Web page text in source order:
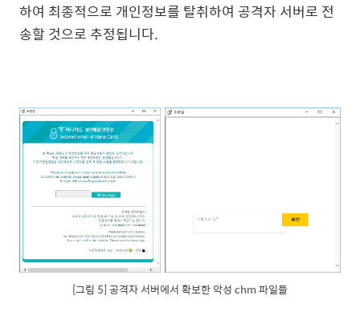
하여 최종적으로 개인정보를 탈취하여 공격자 서버로 전
송할 것으로 추정됩니다.
[그림 5] 공격자 서버에서 확보한 악성 chm 파일들